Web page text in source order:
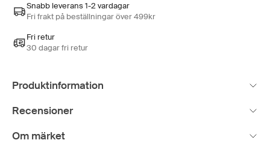
Snabb leverans 1-2 vardagar
Fri frakt på beställningar över 499kr
Fri retur
30 dagar fri retur
Produktinformation
Recensioner
Om märket